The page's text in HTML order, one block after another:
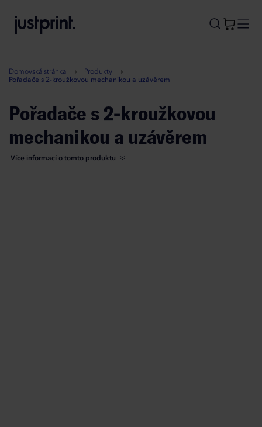
A
Domovská stránka
Produkty
Pořadače s 2-kroužkovou mechanikou a uzávěrem
Pořadače s 2-kroužkovou
mechanikou a uzávěrem
Více informací o tomto produktu